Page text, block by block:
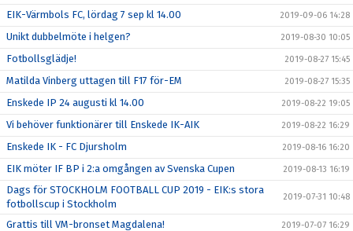
EIK-Värmbols FC, lördag 7 sep kl 14.00 2019-09-06 14:28
Unikt dubbelmöte i helgen? 2019-08-30 10:05
Fotbollsglädje! 2019-08-27 15:45
Matilda Vinberg uttagen till F17 för-EM 2019-08-27 15:35
Enskede IP 24 augusti kl 14.00 2019-08-22 19:05
Vi behöver funktionärer till Enskede IK-AIK 2019-08-22 16:29
Enskede IK - FC Djursholm 2019-08-16 16:20
EIK möter IF BP i 2:a omgången av Svenska Cupen 2019-08-13 16:19
Dags för STOCKHOLM FOOTBALL CUP 2019 - EIK:s stora
fotbollscup i Stockholm
2019-07-31 10:48
Grattis till VM-bronset Magdalena! 2019-07-07 16:29